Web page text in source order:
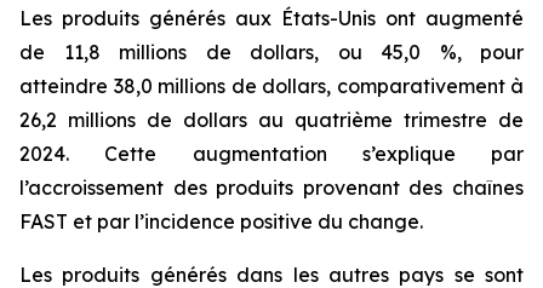
Les produits générés aux États-Unis ont augmenté
de 11,8 millions de dollars, ou 45,0 %, pour
atteindre 38,0 millions de dollars, comparativement à
26,2 millions de dollars au quatrième trimestre de
2024. Cette augmentation s’explique par
l’accroissement des produits provenant des chaînes
FAST et par l’incidence positive du change.
Les produits générés dans les autres pays se sont